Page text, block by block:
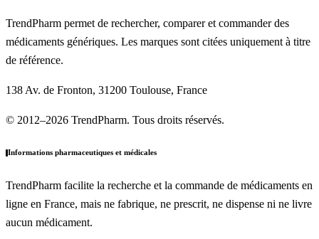
TrendPharm permet de rechercher, comparer et commander des
médicaments génériques. Les marques sont citées uniquement à titre
de référence.
138 Av. de Fronton, 31200 Toulouse, France
© 2012–2026 TrendPharm. Tous droits réservés.
Informations pharmaceutiques et médicales
TrendPharm facilite la recherche et la commande de médicaments en
ligne en France, mais ne fabrique, ne prescrit, ne dispense ni ne livre
aucun médicament.